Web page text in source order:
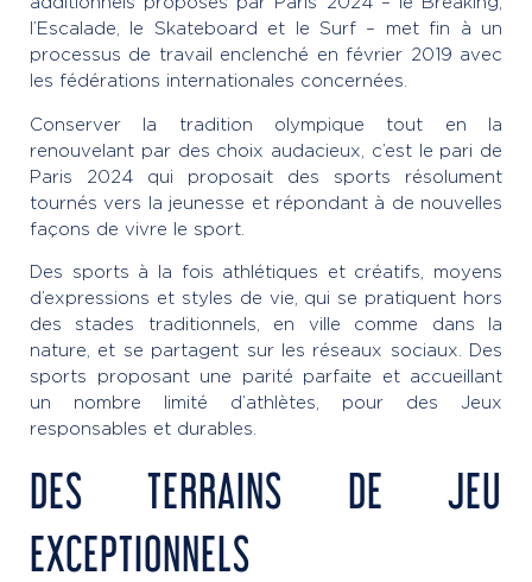
l’Escalade, le Skateboard et le Surf – met fin à un
processus de travail enclenché en février 2019 avec
les fédérations internationales concernées.
Conserver la tradition olympique tout en la
renouvelant par des choix audacieux, c’est le pari de
Paris 2024 qui proposait des sports résolument
tournés vers la jeunesse et répondant à de nouvelles
façons de vivre le sport.
Des sports à la fois athlétiques et créatifs, moyens
d’expressions et styles de vie, qui se pratiquent hors
des stades traditionnels, en ville comme dans la
nature, et se partagent sur les réseaux sociaux. Des
sports proposant une parité parfaite et accueillant
un nombre limité d’athlètes, pour des Jeux
responsables et durables.
DES TERRAINS DE JEU
EXCEPTIONNELS